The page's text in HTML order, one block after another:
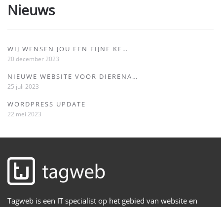
Nieuws
WIJ WENSEN JOU EEN FIJNE KE…
20 december 2023
NIEUWE WEBSITE VOOR DIERENA…
25 juli 2023
WORDPRESS UPDATE
22 mei 2023
Tagweb is een IT specialist op het gebied van website en